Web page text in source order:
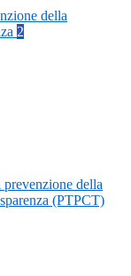
della
2
della
(PTPCT)